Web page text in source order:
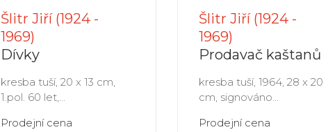
Šlitr Jiří (1924 -
1969)
Dívky
kresba tuší, 20 x 13 cm,
1.pol. 60 let,...
Prodejní cena
Šlitr Jiří (1924 -
1969)
Prodavač kaštanů
kresba tuší, 1964, 28 x 20
cm, signováno...
Prodejní cena